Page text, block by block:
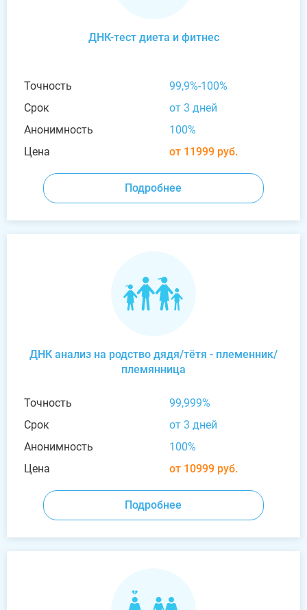
ДНК-тест диета и фитнес
Точность
99,9%-100%
Срок
от 3 дней
Анонимность
100%
Цена
от 11999 руб.
Подробнее
ДНК анализ на родство дядя/тётя - племенник/
племянница
Точность
99,999%
Срок
от 3 дней
Анонимность
100%
Цена
от 10999 руб.
Подробнее